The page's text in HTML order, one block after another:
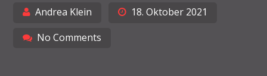
Andrea Klein
18. Oktober 2021
No Comments